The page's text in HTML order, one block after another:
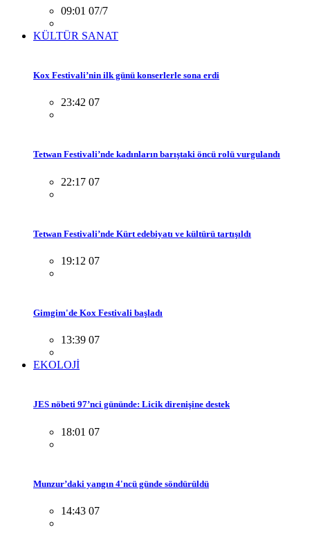
09:01 07/7
KÜLTÜR SANAT
Kox Festivali’nin ilk günü konserlerle sona erdi
23:42 07
Tetwan Festivali’nde kadınların barıştaki öncü rolü vurgulandı
22:17 07
Tetwan Festivali’nde Kürt edebiyatı ve kültürü tartışıldı
19:12 07
Gimgim'de Kox Festivali başladı
13:39 07
EKOLOJİ
JES nöbeti 97’nci gününde: Licik direnişine destek
18:01 07
Munzur’daki yangın 4'ncü günde söndürüldü
14:43 07